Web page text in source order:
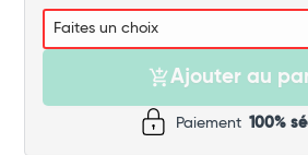
Ajouter au
Paiement 100%